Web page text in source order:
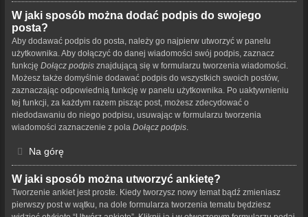
W jaki sposób można dodać podpis do swojego
posta?
Aby dodawać podpis do posta, należy go najpierw utworzyć w panelu
użytkownika. Aby dołączyć do danej wiadomości swój podpis, zaznacz
funkcję Dołącz podpis znajdującą się w formularzu tworzenia wiadomości.
Możesz także domyślnie dodawać podpis do wszystkich swoich postów,
zaznaczając odpowiednią funkcję w panelu użytkownika. Po uaktywnieniu
tej funkcji, za każdym razem pisząc post, możesz zdecydować o
niedodawaniu do niego podpisu, usuwając w formularzu tworzenia
wiadomości zaznaczenie z pola Dołącz podpis
Na górę
W jaki sposób można utworzyć ankietę?
Tworzenie ankiet jest proste. Kiedy tworzysz nowy temat bądź zmieniasz
pierwszy post w wątku, na dole formularza tworzenia tematu będziesz